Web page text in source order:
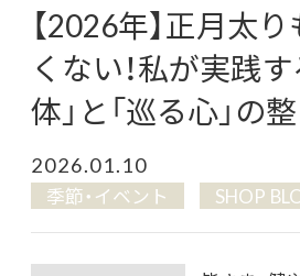
【2026年】正月太
くない！私が実践
体」と「巡る心」の
2026.01.10
季節・イベント SHOP